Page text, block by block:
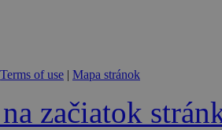
Terms of use | Mapa stránok
začiatok